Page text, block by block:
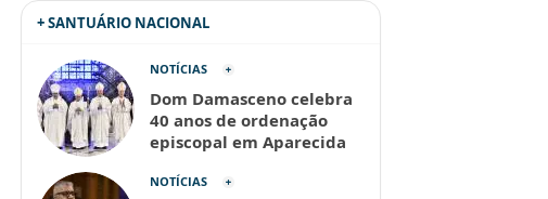
+ SANTUÁRIO NACIONAL
NOTÍCIAS
Dom Damasceno celebra
40 anos de ordenação
episcopal em Aparecida
NOTÍCIAS